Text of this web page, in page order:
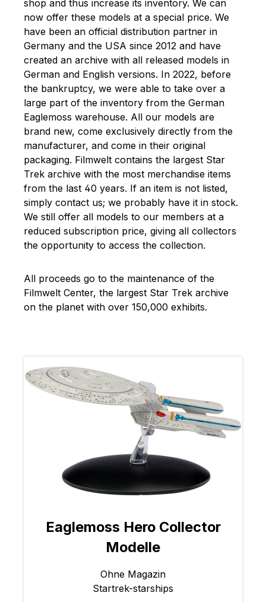
shop and thus increase its inventory. We can
now offer these models at a special price. We
have been an official distribution partner in
Germany and the USA since 2012 and have
created an archive with all released models in
German and English versions. In 2022, before
the bankruptcy, we were able to take over a
large part of the inventory from the German
Eaglemoss warehouse. All our models are
brand new, come exclusively directly from the
manufacturer, and come in their original
packaging. Filmwelt contains the largest Star
Trek archive with the most merchandise items
from the last 40 years. If an item is not listed,
simply contact us; we probably have it in stock.
We still offer all models to our members at a
reduced subscription price, giving all collectors
the opportunity to access the collection.
All proceeds go to the maintenance of the
Filmwelt Center, the largest Star Trek archive
on the planet with over 150,000 exhibits.
Eaglemoss Hero Collector
Modelle
Ohne Magazin
Startrek-starships